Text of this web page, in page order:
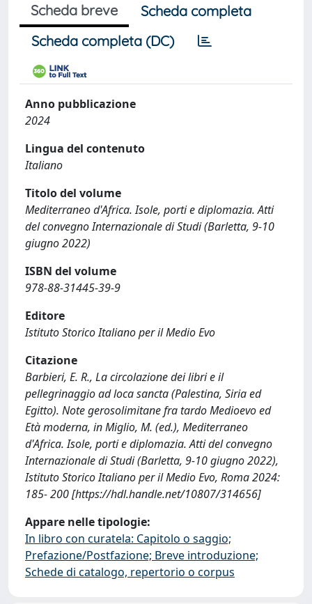
Scheda breve
Scheda completa
Scheda completa (DC)
Anno pubblicazione
2024
Lingua del contenuto
Italiano
Titolo del volume
Mediterraneo d'Africa. Isole, porti e diplomazia. Atti
del convegno Internazionale di Studi (Barletta, 9-10
giugno 2022)
ISBN del volume
978-88-31445-39-9
Editore
Istituto Storico Italiano per il Medio Evo
Citazione
Barbieri, E. R., La circolazione dei libri e il
pellegrinaggio ad loca sancta (Palestina, Siria ed
Egitto). Note gerosolimitane fra tardo Medioevo ed
Età moderna, in Miglio, M. (ed.), Mediterraneo
d'Africa. Isole, porti e diplomazia. Atti del convegno
Internazionale di Studi (Barletta, 9-10 giugno 2022),
Istituto Storico Italiano per il Medio Evo, Roma 2024:
185- 200 [https://hdl.handle.net/10807/314656]
Appare nelle tipologie:
In libro con curatela: Capitolo o saggio;
Prefazione/Postfazione; Breve introduzione;
Schede di catalogo, repertorio o corpus